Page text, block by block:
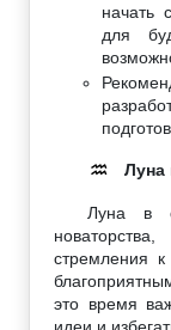
начать
для
♒ Луна
Луна в
стремления
это время
идеи и